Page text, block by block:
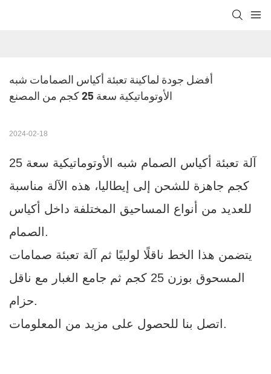
أفضل جودة لماكينة تعبئة أكياس الصمامات شبه
الأوتوماتيكية سعة 25 كجم من المصنع
2024-02-18
آلة تعبئة أكياس الصمام شبه الأوتوماتيكية سعة 25
كجم جاهزة للشحن إلى إيطاليا، هذه الآلة مناسبة
للعديد من أنواع المساحيق المختلفة داخل أكياس
الصمام.
يتضمن هذا الخط ناقلًا لولبيًا ثم آلة تعبئة صمامات
المسحوق بوزن 25 كجم ثم جامع الغبار مع ناقل
حزام.
اتصل بنا للحصول على مزيد من المعلومات.